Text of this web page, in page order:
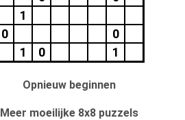
1
0
0
1
0 1
Opnieuw beginnen
Meer moeilijke 8x8 puzzels